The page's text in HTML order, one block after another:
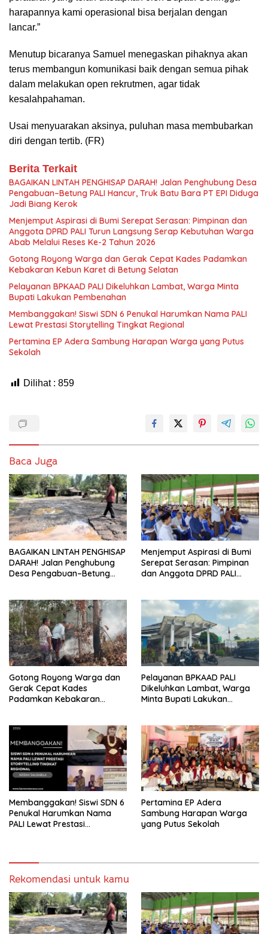
harapannya kami operasional bisa berjalan dengan
lancar.”
Menutup bicaranya Samuel menegaskan pihaknya akan
terus membangun komunikasi baik dengan semua pihak
dalam melakukan open rekrutmen, agar tidak
kesalahpahaman.
Usai menyuarakan aksinya, puluhan masa membubarkan
diri dengan tertib. (FR)
Berita Terkait
BAGAIKAN LINTAH PENGHISAP DARAH! Jalan Penghubung Desa
Pengabuan–Betung PALI Hancur, Truk Batu Bara PT EPI Diduga
Jadi Biang Kerok
Menjemput Aspirasi di Bumi Serepat Serasan: Pimpinan dan
Anggota DPRD PALI Turun Langsung Serap Kebutuhan Warga
Abab Melalui Reses Ke-2 Tahun 2026
Gotong Royong Warga dan Gerak Cepat Kades Padamkan
Kebakaran Kebun Karet di Betung Selatan
Pelayanan BPKAAD PALI Dikeluhkan Lambat, Warga Minta
Bupati Lakukan Pembenahan
Membanggakan! Siswi SDN 6 Penukal Harumkan Nama PALI
Lewat Prestasi Storytelling Tingkat Regional
Pertamina EP Adera Sambung Harapan Warga yang Putus
Sekolah
Dilihat : 859
Baca Juga
BAGAIKAN LINTAH PENGHISAP
DARAH! Jalan Penghubung
Desa Pengabuan–Betung
Kerok
Menjemput Aspirasi di Bumi
Serepat Serasan: Pimpinan
dan Anggota DPRD PALI
Melalui Reses Ke-2 Tahun
2026
Gotong Royong Warga dan
Gerak Cepat Kades
Padamkan Kebakaran
Pelayanan BPKAAD PALI
Dikeluhkan Lambat, Warga
Minta Bupati Lakukan
Membanggakan! Siswi SDN 6
Penukal Harumkan Nama
PALI Lewat Prestasi
Pertamina EP Adera
Sambung Harapan Warga
yang Putus Sekolah
Rekomendasi untuk kamu